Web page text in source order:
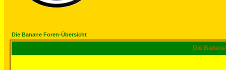
Die Banane Foren-Übersicht
Die